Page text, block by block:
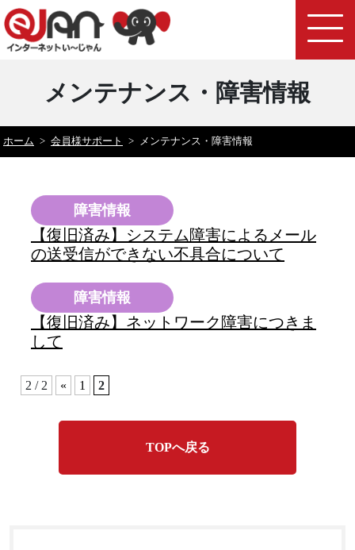
メンテナンス・障害情報
ホーム > 会員様サポート > メンテナンス・障害情報
障害情報
【復旧済み】システム障害によるメール
の送受信ができない不具合について
障害情報
【復旧済み】ネットワーク障害につきま
して
2 / 2 « 1 2
TOPへ戻る